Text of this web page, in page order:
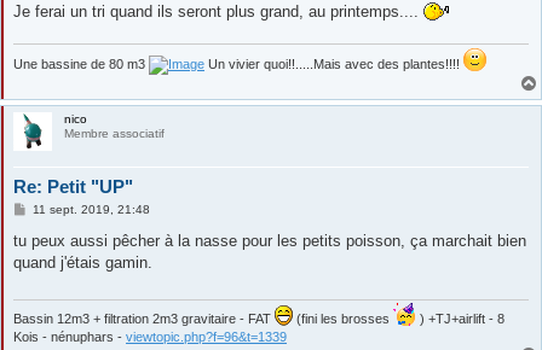
Je ferai un tri quand ils seront plus grand, au printemps....
Une bassine de 80 m3 Un vivier quoi!!.....Mais avec des plantes!!!!
nico
Membre associatif
Re: Petit "UP"
M
s
s
a
11 sept. 2019, 21:48
tu peux aussi pêcher à la nasse pour les petits poisson, ça marchait bien
quand j'étais gamin.
Bassin 12m3 + filtration 2m3 gravitaire - FAT (fini les brosses
) +TJ+airlift - 8
Kois - nénuphars - viewtopic.php?f=96&t=1339